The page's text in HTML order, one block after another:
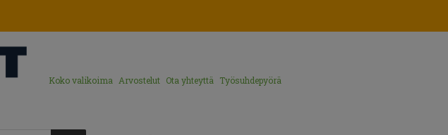
Koko valikoima Arvostelut Ota yhteyttä Työsuhdepyörä